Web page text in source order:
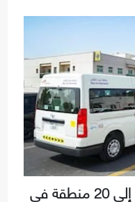
(حافلات تحت الطلب) تتوسع إلى 20 منطقة في